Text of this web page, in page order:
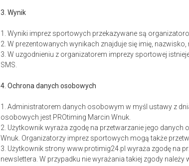
3. Wynik
1. Wyniki imprez sportowych przekazywane są
2. W prezentowanych wynikach znajduje się imię,
3. W uzgodnieniu z organizatorem imprezy sportowej
SMS.
4. Ochrona danych osobowych
1. Administratorem danych osobowym w myśl ustawy z
osobowych jest PROtiming Marcin Wnuk.
2. Użytkownik wyraża zgodę na przetwarzanie jego
Wnuk. Organizatorzy imprez sportowych mogą także
3. Użytkownik strony www.protimig24.pl wyraża zgodę na
newslettera. W przypadku nie wyrażania takiej zgody należy